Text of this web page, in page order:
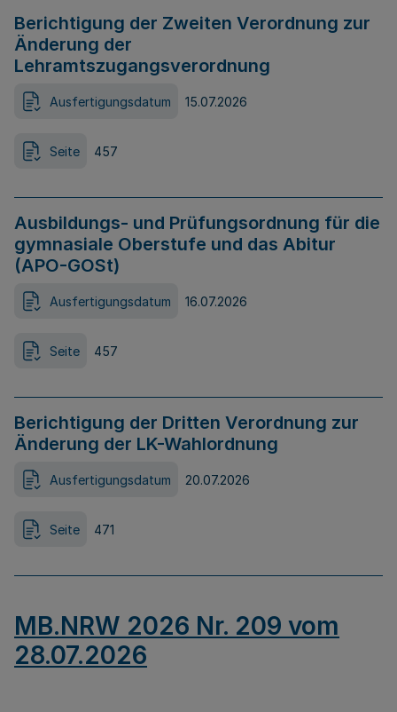
Berichtigung der Zweiten Verordnung zur
Änderung der
Lehramtszugangsverordnung
Ausfertigungsdatum 15.07.2026
Seite 457
Ausbildungs- und Prüfungsordnung für die
gymnasiale Oberstufe und das Abitur
(APO-GOSt)
Ausfertigungsdatum 16.07.2026
Seite 457
Berichtigung der Dritten Verordnung zur
Änderung der LK-Wahlordnung
Ausfertigungsdatum 20.07.2026
Seite 471
MB.NRW 2026 Nr. 209 vom
28.07.2026